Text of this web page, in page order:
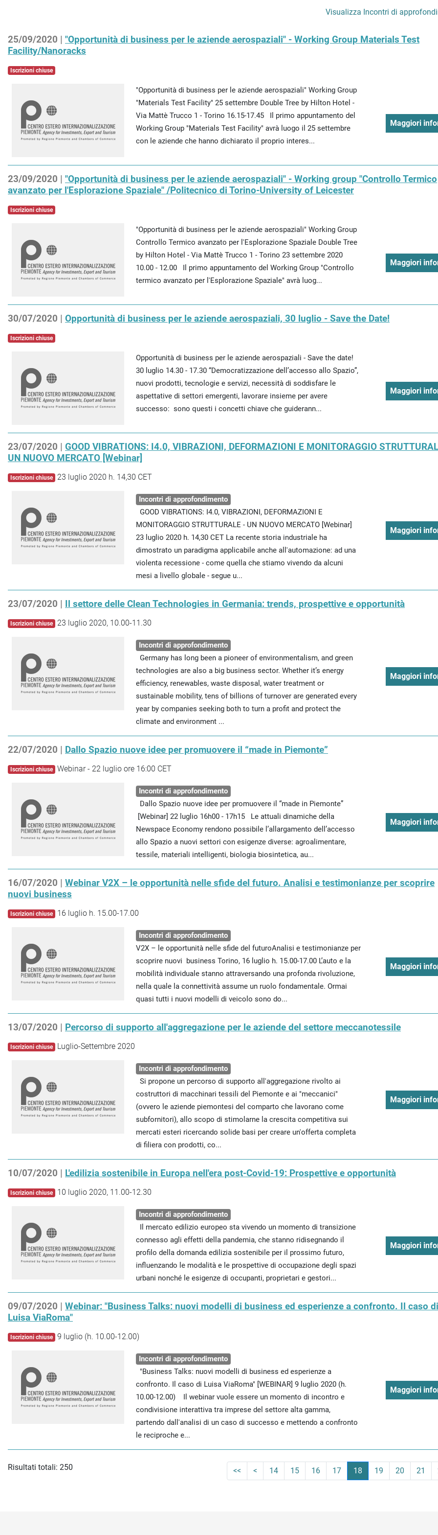
Visualizza Incontri di
25/09/2020 | "Opportunità di business per le aziende aerospaziali" - Working Group Materials Test
Facility/Nanoracks
Iscrizioni chiuse
"Opportunità di business per le aziende aerospaziali" Working Group
"Materials Test Facility" 25 settembre Double Tree by Hilton Hotel -
Via Mattè Trucco 1 - Torino 16.15-17.45 Il primo appuntamento del
Working Group "Materials Test Facility" avrà luogo il 25 settembre
con le aziende che hanno dichiarato il proprio interes...
Maggiori
23/09/2020 | "Opportunità di business per le aziende aerospaziali" - Working group "Controllo Termico
avanzato per l'Esplorazione Spaziale" /Politecnico di Torino-University of Leicester
Iscrizioni chiuse
"Opportunità di business per le aziende aerospaziali" Working Group
Controllo Termico avanzato per l'Esplorazione Spaziale Double Tree
by Hilton Hotel - Via Mattè Trucco 1 - Torino 23 settembre 2020
10.00 - 12.00 Il primo appuntamento del Working Group "Controllo
termico avanzato per l'Esplorazione Spaziale" avrà luog...
Maggiori
30/07/2020 | Opportunità di business per le aziende aerospaziali, 30 luglio - Save the Date!
Iscrizioni chiuse
Opportunità di business per le aziende aerospaziali - Save the date!
30 luglio 14.30 - 17.30 “Democratizzazione dell’accesso allo Spazio”,
nuovi prodotti, tecnologie e servizi, necessità di soddisfare le
aspettative di settori emergenti, lavorare insieme per avere
successo: sono questi i concetti chiave che guiderann...
Maggiori
23/07/2020 | GOOD VIBRATIONS: I4.0, VIBRAZIONI, DEFORMAZIONI E MONITORAGGIO
UN NUOVO MERCATO [Webinar]
Iscrizioni chiuse 23 luglio 2020 h. 14,30 CET
Incontri di approfondimento
GOOD VIBRATIONS: I4.0, VIBRAZIONI, DEFORMAZIONI E
MONITORAGGIO STRUTTURALE - UN NUOVO MERCATO [Webinar]
23 luglio 2020 h. 14,30 CET La recente storia industriale ha
dimostrato un paradigma applicabile anche all'automazione: ad una
violenta recessione - come quella che stiamo vivendo da alcuni
mesi a livello globale - segue u...
Maggiori
23/07/2020 | Il settore delle Clean Technologies in Germania: trends, prospettive e opportunità
Iscrizioni chiuse 23 luglio 2020, 10.00-11.30
Incontri di approfondimento
Germany has long been a pioneer of environmentalism, and green
technologies are also a big business sector. Whether it’s energy
efficiency, renewables, waste disposal, water treatment or
sustainable mobility, tens of billions of turnover are generated every
year by companies seeking both to turn a profit and protect the
climate and environment ...
Maggiori
22/07/2020 | Dallo Spazio nuove idee per promuovere il “made in Piemonte”
Iscrizioni chiuse Webinar - 22 luglio ore 16:00 CET
Incontri di approfondimento
Dallo Spazio nuove idee per promuovere il “made in Piemonte”
[Webinar] 22 luglio 16h00 - 17h15 Le attuali dinamiche della
Newspace Economy rendono possibile l’allargamento dell’accesso
allo Spazio a nuovi settori con esigenze diverse: agroalimentare,
tessile, materiali intelligenti, biologia biosintetica, au...
Maggiori
16/07/2020 | Webinar V2X – le opportunità nelle sfide del futuro. Analisi e testimonianze per scoprire
nuovi business
Iscrizioni chiuse 16 luglio h. 15.00-17.00
Incontri di approfondimento
V2X – le opportunità nelle sfide del futuroAnalisi e testimonianze per
scoprire nuovi business Torino, 16 luglio h. 15.00-17.00 L’auto e la
mobilità individuale stanno attraversando una profonda rivoluzione,
nella quale la connettività assume un ruolo fondamentale. Ormai
quasi tutti i nuovi modelli di veicolo sono do...
Maggiori
13/07/2020 | Percorso di supporto all'aggregazione per le aziende del settore meccanotessile
Iscrizioni chiuse Luglio-Settembre 2020
Incontri di approfondimento
Si propone un percorso di supporto all'aggregazione rivolto ai
costruttori di macchinari tessili del Piemonte e ai "meccanici"
(ovvero le aziende piemontesi del comparto che lavorano come
subfornitori), allo scopo di stimolarne la crescita competitiva sui
mercati esteri ricercando solide basi per creare un'offerta completa
di filiera con prodotti, co...
Maggiori
10/07/2020 | L'edilizia sostenibile in Europa nell'era post-Covid-19: Prospettive e opportunità
Iscrizioni chiuse 10 luglio 2020, 11.00-12.30
Incontri di approfondimento
Il mercato edilizio europeo sta vivendo un momento di transizione
connesso agli effetti della pandemia, che stanno ridisegnando il
profilo della domanda edilizia sostenibile per il prossimo futuro,
influenzando le modalità e le prospettive di occupazione degli spazi
urbani nonché le esigenze di occupanti, proprietari e gestori...
Maggiori
09/07/2020 | Webinar: "Business Talks: nuovi modelli di business ed esperienze a confronto. Il caso di
Luisa ViaRoma"
Iscrizioni chiuse 9 luglio (h. 10.00-12.00)
Incontri di approfondimento
"Business Talks: nuovi modelli di business ed esperienze a
confronto. Il caso di Luisa ViaRoma" [WEBINAR] 9 luglio 2020 (h.
10.00-12.00) Il webinar vuole essere un momento di incontro e
condivisione interattiva tra imprese del settore alta gamma,
partendo dall'analisi di un caso di successo e mettendo a confronto
le reciproche e...
Maggiori
Risultati totali: 250 << < 14 15 16 17 18 19 20 21